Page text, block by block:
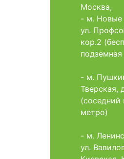
Москва,
- м. Новые
ул.
кор.2
- м.
Тверская,
(соседний
метро)
- м.
ул.